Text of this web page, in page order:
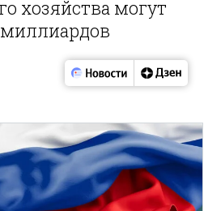
хозяйства могут
миллиардов